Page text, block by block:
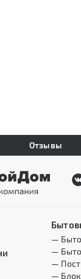
Отзывы
—
—
—
—